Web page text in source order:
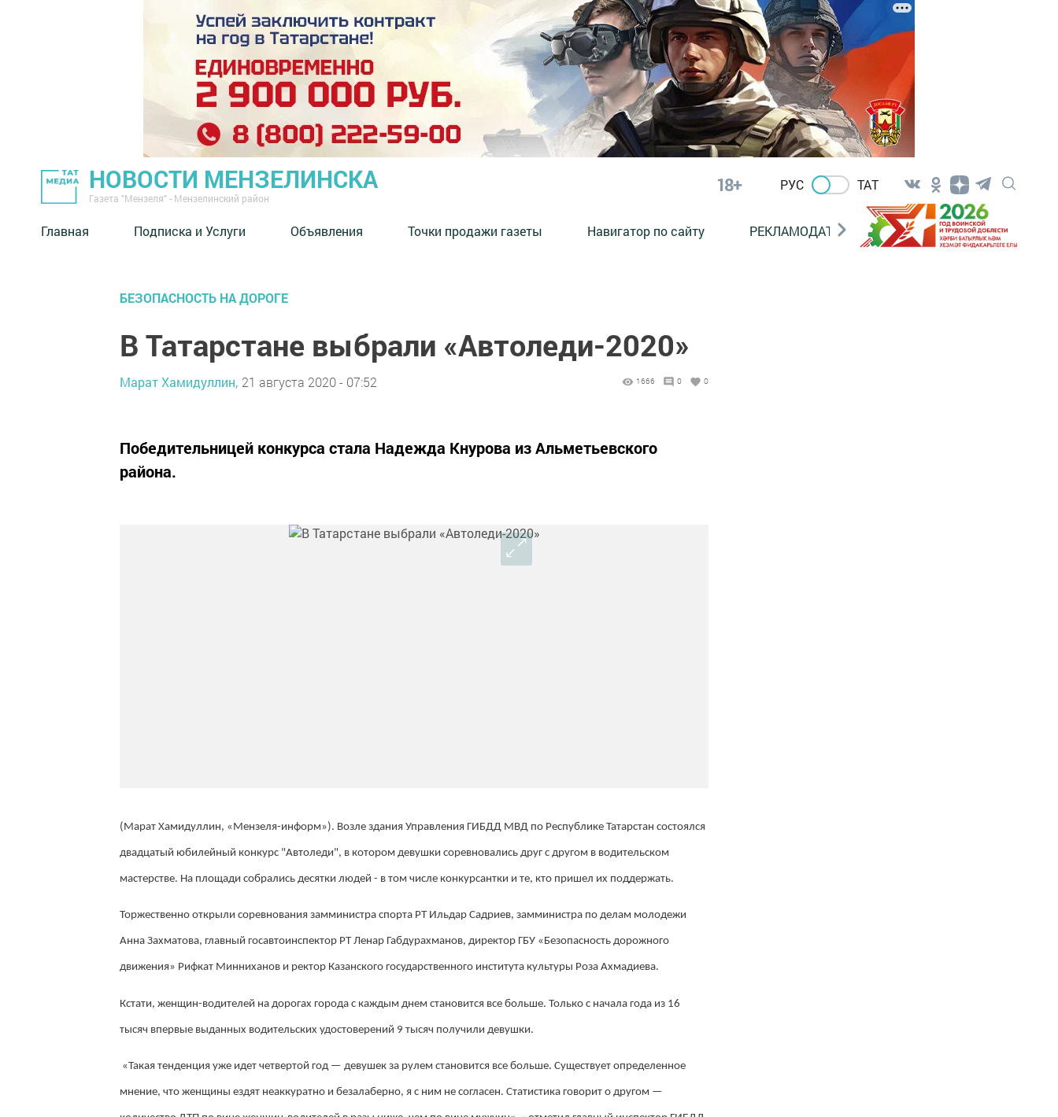
НОВОСТИ МЕНЗЕЛИНСКА
Газета "Мензеля" - Мензелинский район
18+ РУС ТАТ
Главная Подписка и Услуги Объявления Точки продажи газеты Навигатор по сайту РЕКЛАМОДАТЕЛЯМ
БЕЗОПАСНОСТЬ НА ДОРОГЕ
В Татарстане выбрали «Автоледи-2020»
Марат Хамидуллин, 21 августа 2020 - 07:52 1666 0 0
Победительницей конкурса стала Надежда Кнурова из Альметьевского
района.
(Марат Хамидуллин, «Мензеля-информ»). Возле здания Управления ГИБДД МВД по Республике Татарстан состоялся
двадцатый юбилейный конкурс "Автоледи", в котором девушки соревновались друг с другом в водительском
мастерстве. На площади собрались десятки людей - в том числе конкурсантки и те, кто пришел их поддержать.
Торжественно открыли соревнования замминистра спорта РТ Ильдар Садриев, замминистра по делам молодежи
Анна Захматова, главный госавтоинспектор РТ Ленар Габдурахманов, директор ГБУ «Безопасность дорожного
движения» Рифкат Минниханов и ректор Казанского государственного института культуры Роза Ахмадиева.
Кстати, женщин-водителей на дорогах города с каждым днем становится все больше. Только с начала года из 16
тысяч впервые выданных водительских удостоверений 9 тысяч получили девушки.
«Такая тенденция уже идет четвертой год — девушек за рулем становится все больше. Существует определенное
мнение, что женщины ездят неаккуратно и безалаберно, я с ним не согласен. Статистика говорит о другом —